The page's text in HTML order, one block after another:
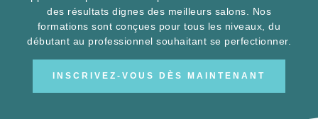
formations sont conçues pour tous les niveaux, du
débutant au professionnel souhaitant se perfectionner.